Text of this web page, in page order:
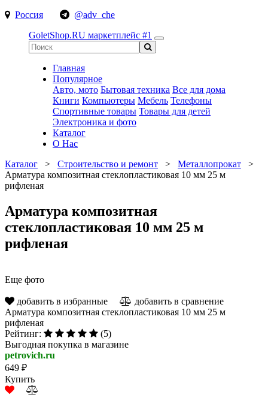
Россия
@adv_che
GoletShop.RU маркетплейс #1
Главная
Популярное
Авто, мото Бытовая техника Все для дома
Книги Компьютеры Мебель Телефоны
Спортивные товары Товары для детей
Электроника и фото
Каталог
О Нас
Каталог > Строительство и ремонт > Металлопрокат >
Арматура композитная стеклопластиковая 10 мм 25 м
рифленая
Арматура композитная
стеклопластиковая 10 мм 25 м
рифленая
Еще фото
добавить в избранные
добавить в сравнение
Арматура композитная стеклопластиковая 10 мм 25 м
рифленая
Рейтинг:
(5)
Выгодная покупка в магазине
petrovich.ru
649 ₽
Купить